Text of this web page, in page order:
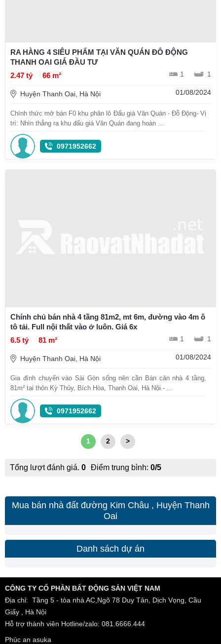
RA HÀNG 4 SIÊU PHẨM TẠI VĂN QUÁN ĐỖ ĐỘNG
THANH OAI GIÁ ĐẦU TƯ
2.47 tỷ
66 m² 1 1
Huyện Thanh Oai, Hà Nội 01/08/2024
Chính thức mở bán F0 khu phân lô Đấu giá Văn Quán - Đỗ Động- Vị
trí: Nhìn thẳng ra khu đấu giá Văn Quán đang hoàn ...
0971952662
Chính chủ bán nhà 4 tầng 81m2, mt 6m, đường vào 4m ô
tô tải. Full nội thất vào ở luôn. Giá 6x
6.5 tỷ
81 m² 1 1
Huyện Thanh Oai, Hà Nội 01/08/2024
Gia đình chuyển vào Sài Gòn sống nên cần Bán căn nhà 4 tầng,
81m² tại thôn Kỳ Thủy, Bích Hòa, Thanh Oai, Hà Nội.- ...
0971952662
1 2 >
Tổng lượt đánh giá. 0 Điểm trung bình: 0/5
Mua bán nhà đất đường Kim Châu , Huyện Thanh
Oai
Danh sách dự án
CÔNG TY CỔ PHẦN BẤT ĐỘNG SẢN VIỆT NAM
Địa chỉ: Tầng 5 - tòa nhà AC,Ngõ 78 Duy Tân, Dịch Vọng, Cầu
Giấy , Hà Nội
Hỗ trợ thành viên Hotline/zalo: 081.6666.444
Phúc an asuka